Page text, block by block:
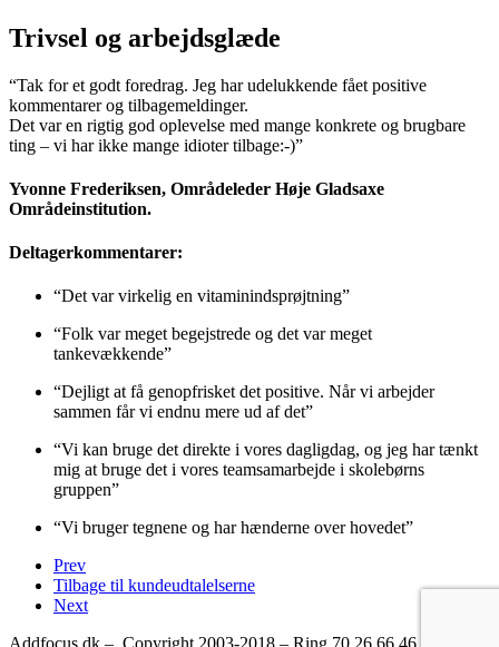
Trivsel og arbejdsglæde
“Tak for et godt foredrag. Jeg har udelukkende fået positive
kommentarer og tilbagemeldinger.
Det var en rigtig god oplevelse med mange konkrete og brugbare
ting – vi har ikke mange idioter tilbage:-)”
Yvonne Frederiksen, Områdeleder Høje Gladsaxe
Områdeinstitution.
Deltagerkommentarer:
“Det var virkelig en vitaminindsprøjtning”
“Folk var meget begejstrede og det var meget
tankevækkende”
“Dejligt at få genopfrisket det positive. Når vi arbejder
sammen får vi endnu mere ud af det”
“Vi kan bruge det direkte i vores dagligdag, og jeg har tænkt
mig at bruge det i vores teamsamarbejde i skolebørns
gruppen”
“Vi bruger tegnene og har hænderne over hovedet”
Prev
Tilbage til kundeudtalelserne
Next